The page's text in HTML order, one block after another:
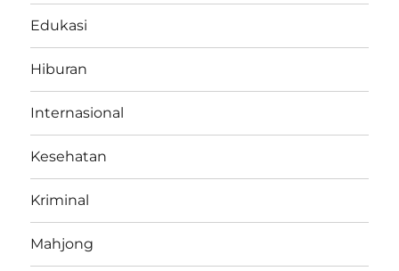
Edukasi
Hiburan
Internasional
Kesehatan
Kriminal
Mahjong